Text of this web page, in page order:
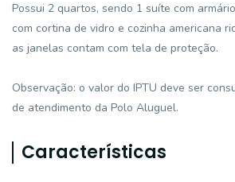
Possui 2 quartos, sendo 1 suíte com
com cortina de vidro e cozinha americana
as janelas contam com tela de proteção.
Observação: o valor do IPTU deve ser
de atendimento da Polo Aluguel.
Características